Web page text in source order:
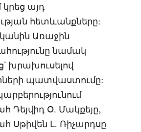
կրեց այդ
հետևանքները:
Առաջին
նամակ
խրախուսելով
պատվաստումը:
Դեյվիդ Օ. Մակքեյը,
Սթիվեն Լ. Ռիչարդսը